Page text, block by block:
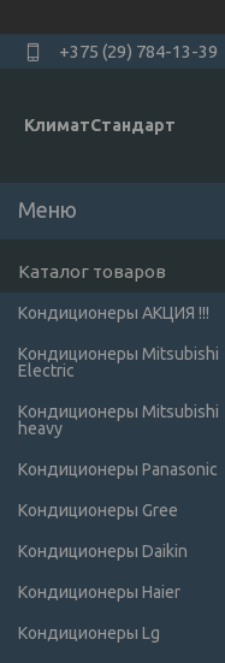
+375 (29) 784-13-39
КлиматСтандарт
Каталог товаров
Кондиционеры АКЦИЯ !!!
Кондиционеры Mitsubishi
Electric
Кондиционеры Мitsubishi
heavy
Кондиционеры Panasonic
Кондиционеры Gree
Кондиционеры Daikin
Кондиционеры Haier
Кондиционеры Lg